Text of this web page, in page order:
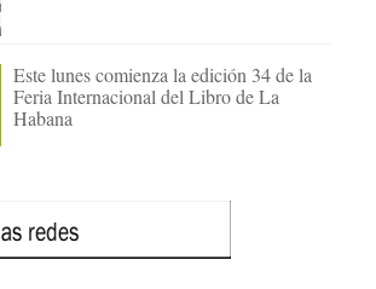
Este lunes comienza la edición 34 de la
Feria Internacional del Libro de La
Habana